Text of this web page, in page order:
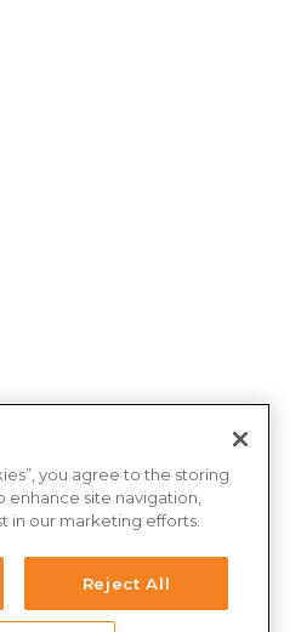
you agree to the storing
site navigation,
in our marketing efforts.
Reject All